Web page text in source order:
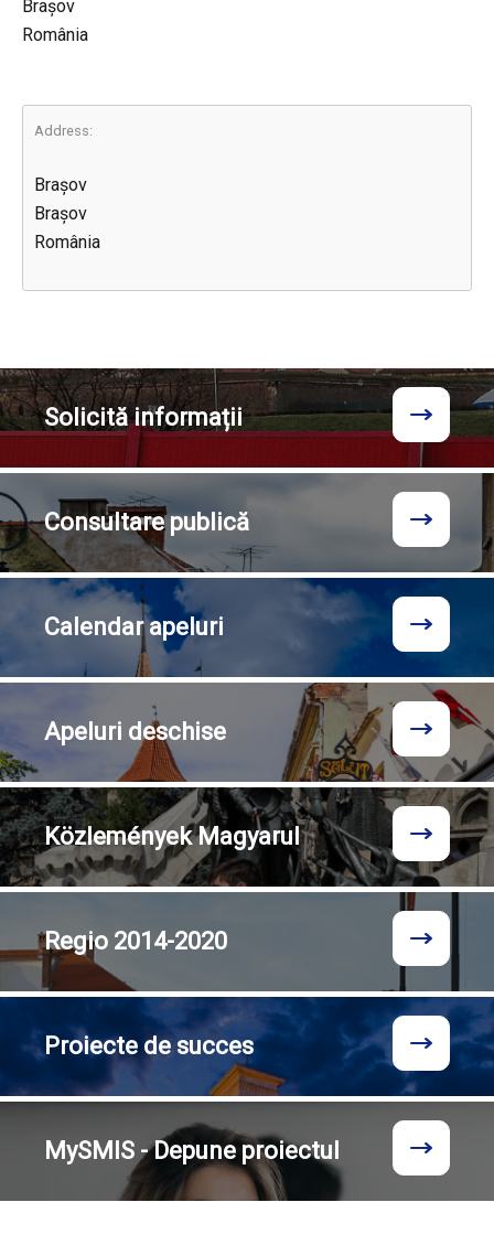
Brașov
România
Address:
Brașov
Brașov
România
Solicităinformații
Consultarepublică
Calendarapeluri
Apeluri deschise
KözleményekMagyarul
Regio 2014-2020
Proiecte de succes
MySMIS - Depune proiectul